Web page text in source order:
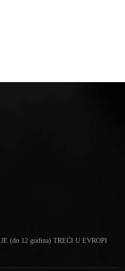
(do 12 godina) TREĆI U EVROPI